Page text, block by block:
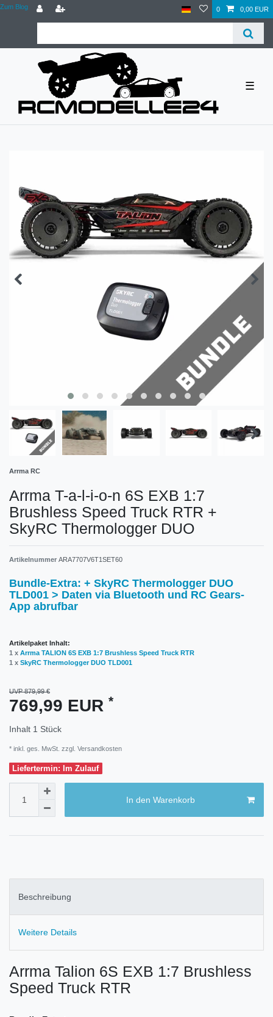
Zum Blog 0 0,00 EUR
☰
Arrma RC
Arrma T-a-l-i-o-n 6S EXB 1:7
Brushless Speed Truck RTR +
SkyRC Thermologger DUO
Artikelnummer ARA7707V6T1SET60
Bundle-Extra: + SkyRC Thermologger DUO
TLD001 > Daten via Bluetooth und RC Gears-
App abrufbar
Artikelpaket Inhalt:
1 x Arrma TALION 6S EXB 1:7 Brushless Speed Truck RTR
1 x SkyRC Thermologger DUO TLD001
UVP 879,99 €
769,99 EUR *
Inhalt 1 Stück
* inkl. ges. MwSt. zzgl. Versandkosten
Liefertermin: Im Zulauf
In den Warenkorb
Beschreibung
Weitere Details
Arrma Talion 6S EXB 1:7 Brushless
Speed Truck RTR